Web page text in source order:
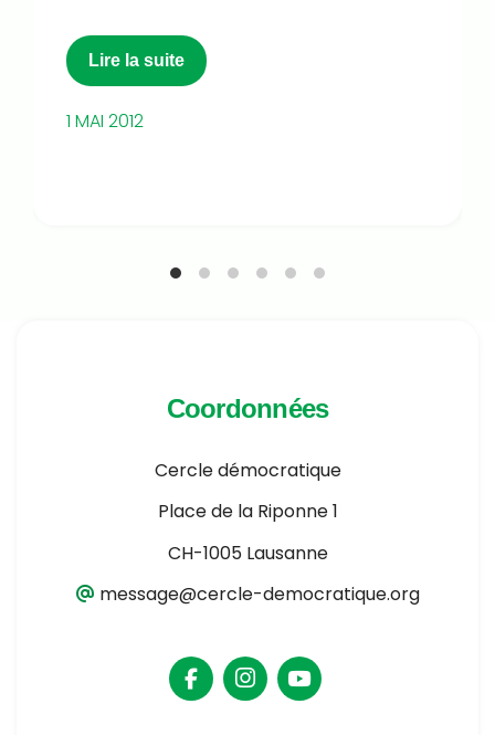
Lire la suite
1 MAI 2012
Coordonnées
Cercle démocratique
Place de la Riponne 1
CH-1005 Lausanne
message@cercle-democratique.org